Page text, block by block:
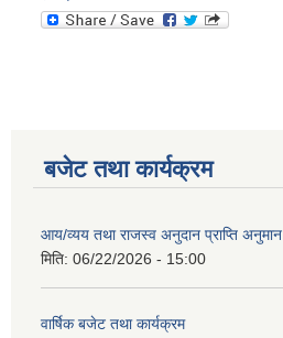
बजेट तथा कार्यक्रम
आय/व्यय तथा राजस्व अनुदान प्राप्ति अनुमान
मिति: 06/22/2026 - 15:00
वार्षिक बजेट तथा कार्यक्रम